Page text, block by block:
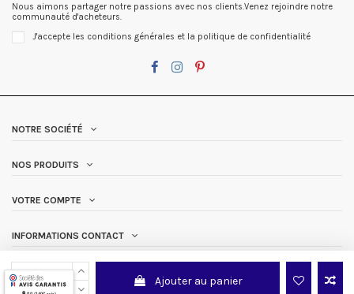
Ajouter au panier
Nous aimons partager notre passions avec nos clients.Venez rejoindre notre
communauté d'acheteurs.
J'accepte les conditions générales et la politique de confidentialité
NOTRE SOCIÉTÉ
NOS PRODUITS
VOTRE COMPTE
INFORMATIONS CONTACT